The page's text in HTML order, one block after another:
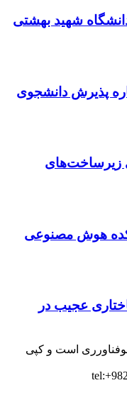
شهید بهشتی
پذیرش دانشجوی
زیرساخت‌های
هوش مصنوعی
عجیب در
است و کپی